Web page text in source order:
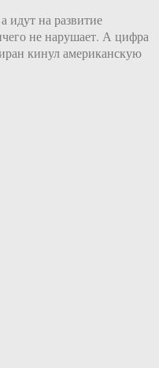
идут на развитие
не нарушает. А цифра
кинул американскую